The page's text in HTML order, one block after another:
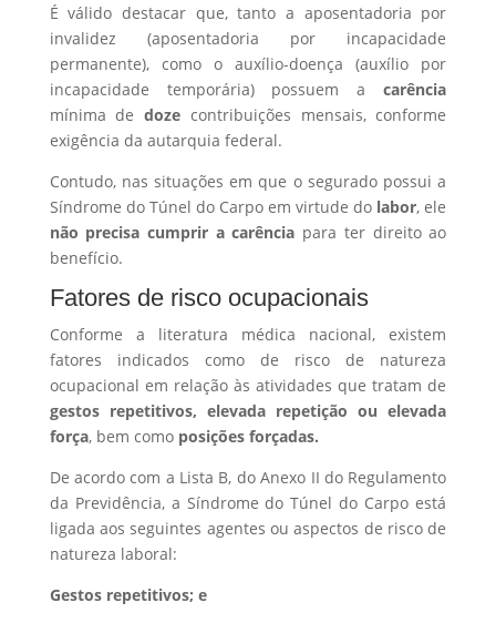
É válido destacar que, tanto a aposentadoria por
invalidez (aposentadoria por incapacidade
permanente), como o auxílio-doença (auxílio por
incapacidade temporária) possuem acarência
mínima dedoze contribuições mensais, conforme
exigência da autarquia federal.
Contudo, nas situações em que o segurado possui a
Síndrome do Túnel do Carpo em virtude do labor, ele
não precisa cumprir a carência para ter direito ao
benefício.
Fatores de risco ocupacionais
Conforme a literatura médica nacional, existem
fatores indicados como de risco de natureza
ocupacional em relação às atividades que tratam de
gestos repetitivos, elevada repetição ou elevada
força, bem comoposições forçadas.
De acordo com a Lista B, do Anexo II do Regulamento
da Previdência, a Síndrome do Túnel do Carpo está
ligada aos seguintes agentes ou aspectos de risco de
natureza laboral:
Gestos repetitivos; e